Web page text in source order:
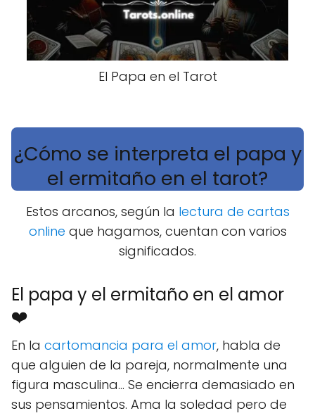
El Papa en el Tarot
¿Cómo se interpreta el papa y
el ermitaño en el tarot?
Estos arcanos, según la lectura de cartas
online que hagamos, cuentan con varios
significados.
El papa y el ermitaño en el amor
❤️
En la cartomancia para el amor, habla de
que alguien de la pareja, normalmente una
figura masculina... Se encierra demasiado en
sus pensamientos. Ama la soledad pero de